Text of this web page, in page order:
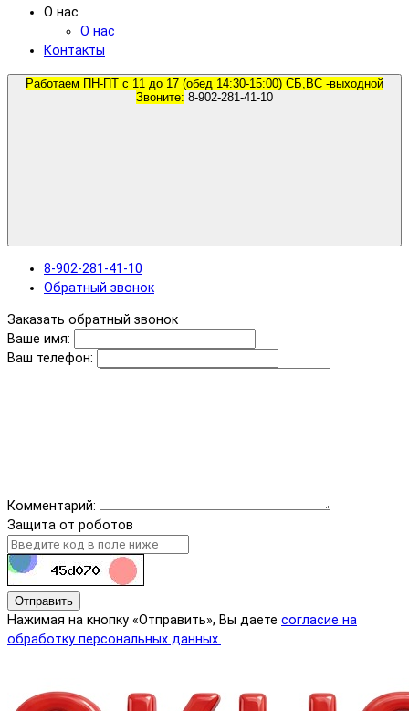
О нас
О нас
Контакты
Работаем ПН-ПТ с 11 до 17 (обед 14:30-15:00) СБ,ВС -выходной
Звоните:
8-902-281-41-10
Обратный звонок
Заказать обратный звонок
Ваше имя:
Ваш телефон:
Комментарий:
Защита от роботов
Отправить
Нажимая на кнопку «Отправить», Вы даете согласие на
обработку персональных данных.